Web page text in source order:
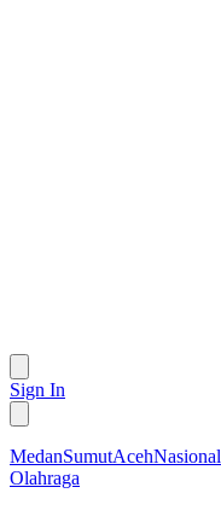
Sign In
MedanSumutAcehNasional
Olahraga